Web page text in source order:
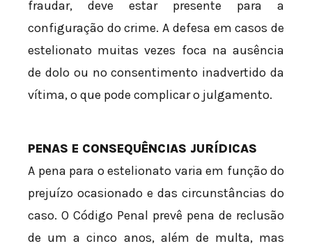
fraudar, deve estar presente para a
configuração do crime. A defesa em casos de
estelionato muitas vezes foca na ausência
de dolo ou no consentimento inadvertido da
vítima, o que pode complicar o julgamento.
PENAS E CONSEQUÊNCIAS JURÍDICAS
A pena para o estelionato varia em função do
prejuízo ocasionado e das circunstâncias do
caso. O Código Penal prevê pena de reclusão
de um a cinco anos, além de multa, mas